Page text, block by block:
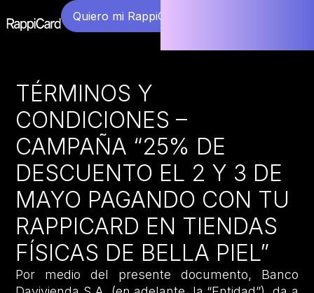
Quiero mi RappiCard
TÉRMINOS Y
CONDICIONES –
CAMPAÑA “25% DE
DESCUENTO EL 2 Y 3 DE
MAYO PAGANDO CON TU
RAPPICARD EN TIENDAS
FÍSICAS DE BELLA PIEL”
Por medio del presente documento, Banco